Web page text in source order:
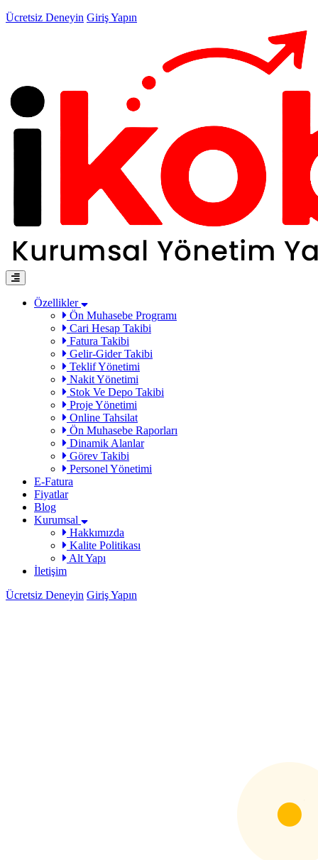
Ücretsiz Deneyin Giriş Yapın
Özellikler
Ön Muhasebe Programı
Cari Hesap Takibi
Fatura Takibi
Gelir-Gider Takibi
Teklif Yönetimi
Nakit Yönetimi
Stok Ve Depo Takibi
Proje Yönetimi
Online Tahsilat
Ön Muhasebe Raporları
Dinamik Alanlar
Görev Takibi
Personel Yönetimi
E-Fatura
Fiyatlar
Blog
Kurumsal
Hakkımızda
Kalite Politikası
Alt Yapı
İletişim
Ücretsiz Deneyin Giriş Yapın